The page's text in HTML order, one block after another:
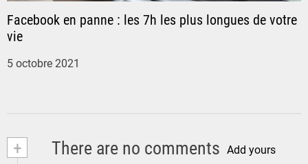
l
e
Facebook en panne : les 7h les plus longues de votre
vie
5 octobre 2021
+ There are no comments Add yours